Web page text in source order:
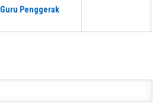
Guru Penggerak